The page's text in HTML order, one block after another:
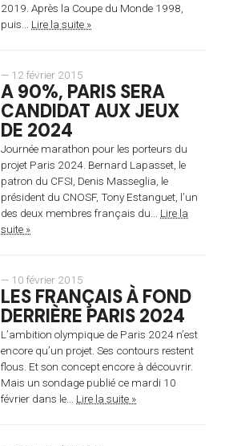
2019. Après la Coupe du Monde 1998,
puis... Lire la suite »
— 12 février 2015
A 90%, PARIS SERA
CANDIDAT AUX JEUX
DE 2024
Journée marathon pour les porteurs du
projet Paris 2024. Bernard Lapasset, le
patron du CFSI, Denis Masseglia, le
président du CNOSF, Tony Estanguet, l’un
des deux membres français du... Lire la
suite »
— 10 février 2015
LES FRANÇAIS À FOND
DERRIÈRE PARIS 2024
L’ambition olympique de Paris 2024 n’est
encore qu’un projet. Ses contours restent
flous. Et son concept encore à découvrir.
Mais un sondage publié ce mardi 10
février dans le... Lire la suite »